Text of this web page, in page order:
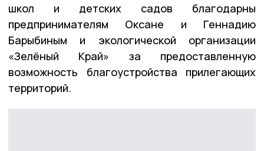
школ и детских садов благодарны
предпринимателям Оксане и Геннадию
Барыбиным и экологической организации
«Зелёный Край» за предоставленную
возможность благоустройства прилегающих
территорий.